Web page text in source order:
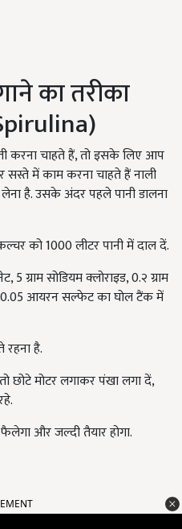
का तरीका
करना चाहते हैं, तो इसके लिए आप
में काम करना चाहते हैं नाली
है. उसके अंदर पहले पानी डालना
को 1000 लीटर पानी में दाल दें.
5 ग्राम सोडियम क्लोराइड, 0.२ ग्राम
0.05 आयरन सल्फेट का घोल टैंक में
है.
छोटे मोटर लगाकर पंखा लगा दें,
और जल्दी तैयार होगा.